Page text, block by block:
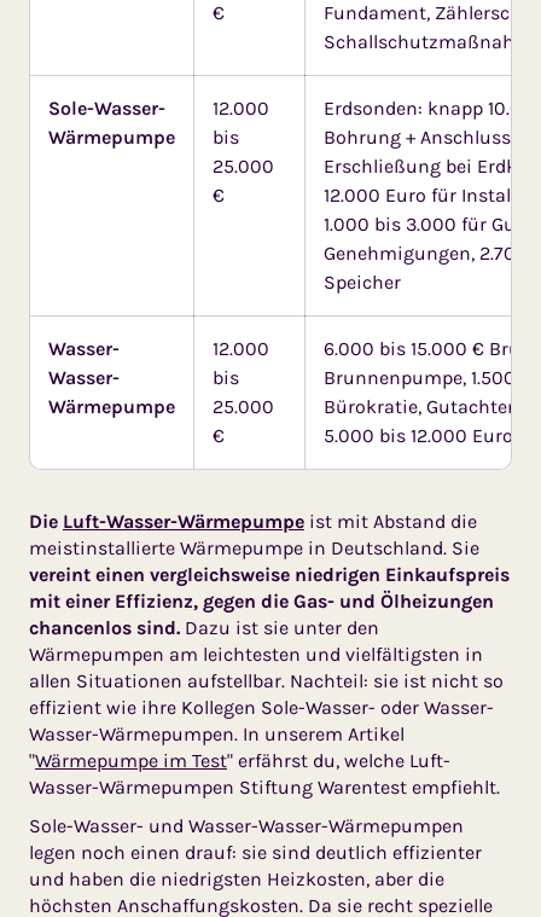
€
Fundament,
Sole-Wasser-
Wärmepumpe
12.000
bis
25.000
€
Erdsonden: knapp
Bohrung + Anschluss,
Erschließung bei
12.000 Euro für
1.000 bis 3.000 für
Genehmigungen, 2.700
Speicher
Wasser-
Wasser-
Wärmepumpe
12.000
bis
25.000
€
6.000 bis 15.000 €
Brunnenpumpe, 1.500
Bürokratie, Gutachten,
5.000 bis 12.000 Euro
Die Luft-Wasser-Wärmepumpe ist mit Abstand die
meistinstallierte Wärmepumpe in Deutschland. Sie
vereint einen vergleichsweise niedrigen Einkaufspreis
mit einer Effizienz, gegen die Gas- und Ölheizungen
chancenlos sind. Dazu ist sie unter den
Wärmepumpen am leichtesten und vielfältigsten in
allen Situationen aufstellbar. Nachteil: sie ist nicht so
effizient wie ihre Kollegen Sole-Wasser- oder Wasser-
Wasser-Wärmepumpen. In unserem Artikel
"Wärmepumpe im Test" erfährst du, welche Luft-
Wasser-Wärmepumpen Stiftung Warentest empfiehlt.
Sole-Wasser- und Wasser-Wasser-Wärmepumpen
legen noch einen drauf: sie sind deutlich effizienter
und haben die niedrigsten Heizkosten, aber die
höchsten Anschaffungskosten. Da sie recht spezielle